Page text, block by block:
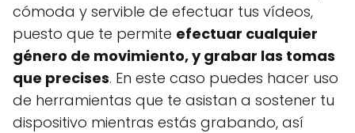
cómoda y servible de efectuar tus vídeos,
puesto que te permite efectuar cualquier
género de movimiento, y grabar las tomas
que precises. En este caso puedes hacer uso
de herramientas que te asistan a sostener tu
dispositivo mientras estás grabando, así